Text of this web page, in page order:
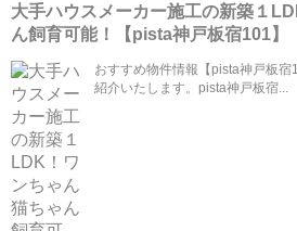
大手ハウスメーカー施工の新築１
ん飼育可能！【pista神戸板宿101】
おすすめ物件情報【pista神戸板
紹介いたします。pista神戸板宿...